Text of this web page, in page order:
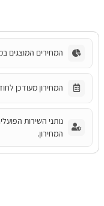
המחירים המוצגים
המחירון מעודכן
נותני השירות
המחירון.